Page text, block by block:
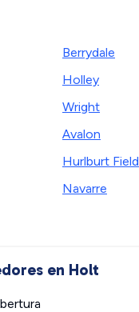
Berrydale
Holley
Wright
Avalon
Hurlburt Field
Navarre
en Holt